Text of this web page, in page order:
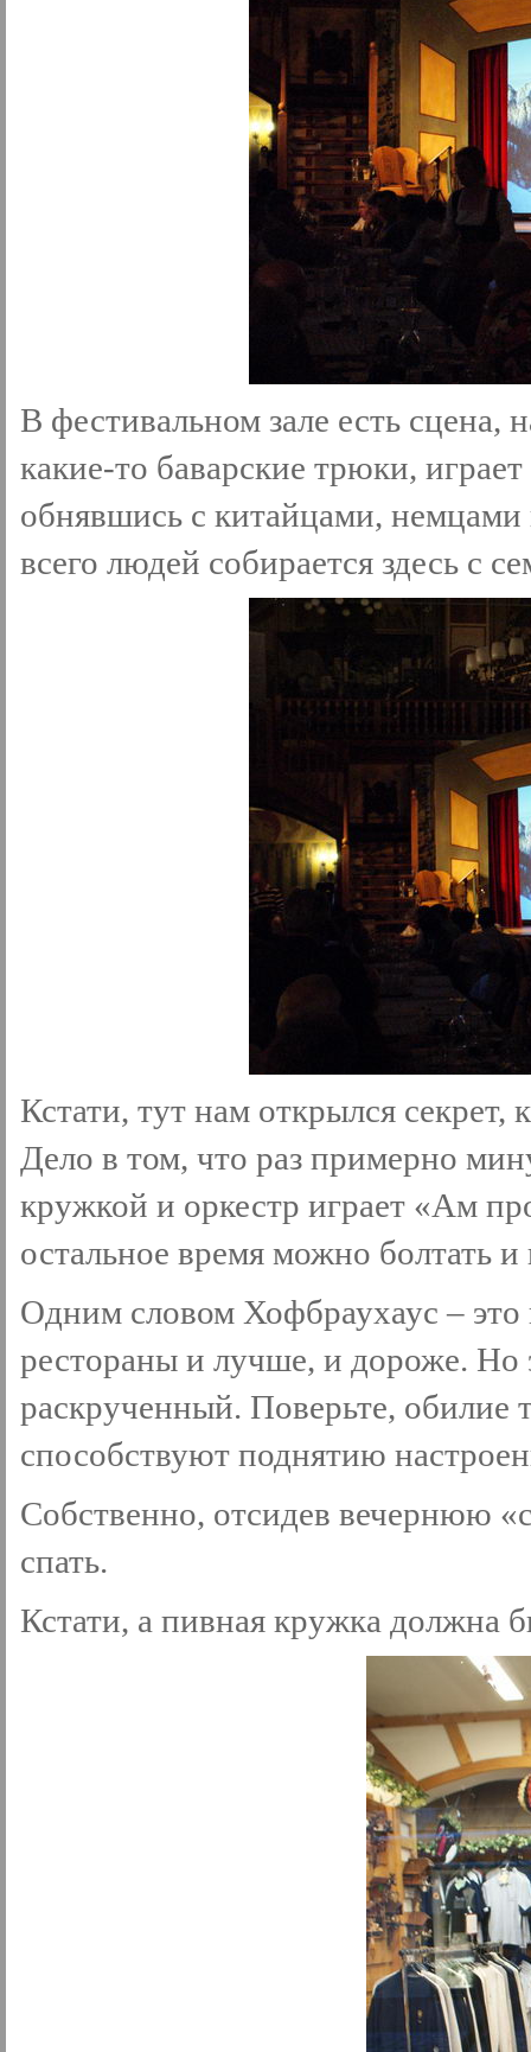
В фестивальном зале есть
какие-то баварские трюки,
обнявшись с китайцами,
всего людей собирается здесь с
Кстати, тут нам открылся
Дело в том, что раз примерно
кружкой и оркестр играет «Ам
остальное время можно болтать и
Одним словом Хофбраухаус –
рестораны и лучше, и дороже. Но
раскрученный. Поверьте,
способствуют поднятию
Собственно, отсидев вечернюю
спать.
Кстати, а пивная кружка должна